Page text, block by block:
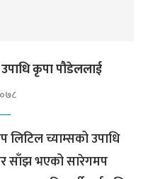
कृपा पौडेललाई
लिटिल च्याम्सको उपाधि
साँझ भएको सारेगमप